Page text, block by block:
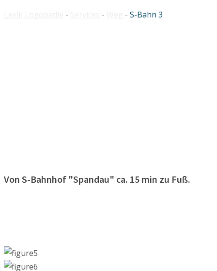
- - - S-Bahn 3
Von S-Bahnhof "Spandau" ca. 15 min zu Fuß.